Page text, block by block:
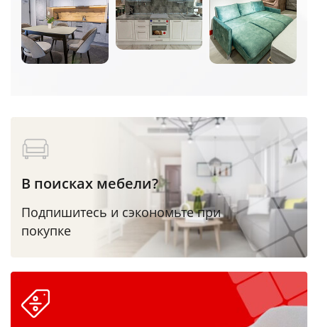
В поисках мебели?
Подпишитесь и сэкономьте при
покупке